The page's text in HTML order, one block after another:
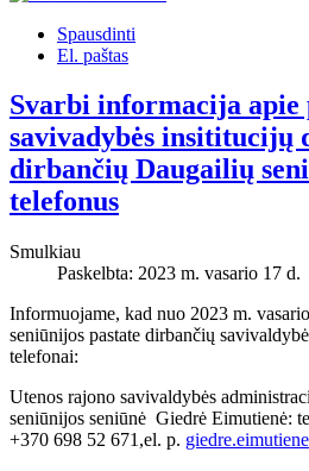
Spausdinti
El. paštas
Svarbi informacija apie
savivadybės insititucijų
dirbančių Daugailių
telefonus
Smulkiau
Paskelbta: 2023 m. vasario 17 d.
Informuojame, kad nuo 2023 m.
seniūnijos pastate dirbančių
telefonai:
Utenos rajono savivaldybės
seniūnijos seniūnė Giedrė Eimutienė:
+370 698 52 671,el. p.